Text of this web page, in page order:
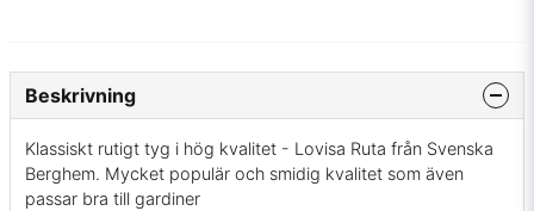
Beskrivning
Klassiskt rutigt tyg i hög kvalitet - Lovisa Ruta från Svenska
Berghem. Mycket populär och smidig kvalitet som även
passar bra till gardiner